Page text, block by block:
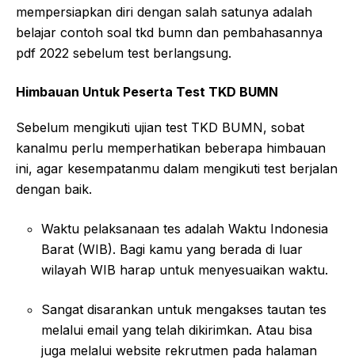
mempersiapkan diri dengan salah satunya adalah
belajar contoh soal tkd bumn dan pembahasannya
pdf 2022 sebelum test berlangsung.
Himbauan Untuk Peserta Test TKD BUMN
Sebelum mengikuti ujian test TKD BUMN, sobat
kanalmu perlu memperhatikan beberapa himbauan
ini, agar kesempatanmu dalam mengikuti test berjalan
dengan baik.
Waktu pelaksanaan tes adalah Waktu Indonesia
Barat (WIB). Bagi kamu yang berada di luar
wilayah WIB harap untuk menyesuaikan waktu.
Sangat disarankan untuk mengakses tautan tes
melalui email yang telah dikirimkan. Atau bisa
juga melalui website rekrutmen pada halaman